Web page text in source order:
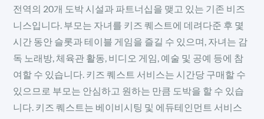
전역의 20개 도박 시설과 파트너십을 맺고 있는 기존 비즈
니스입니다. 부모는 자녀를 키즈 퀘스트에 데려다준 후 몇
시간 동안 슬롯과 테이블 게임을 즐길 수 있으며, 자녀는 감
독 노래방, 체육관 활동, 비디오 게임, 예술 및 공예 등에 참
여할 수 있습니다. 키즈 퀘스트 서비스는 시간당 구매할 수
있으므로 부모는 안심하고 원하는 만큼 도박을 할 수 있습
니다. 키즈 퀘스트는 베이비시팅 및 에듀테인먼트 서비스